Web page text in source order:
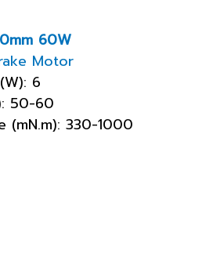
60W
Motor
6
50-60
(mN.m): 330-1000